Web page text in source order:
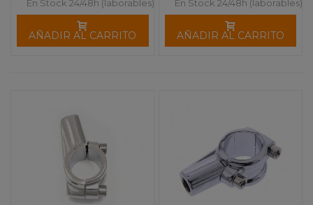
En Stock 24/48h (laborables)
AÑADIR AL CARRITO
En Stock 24/48h (laborables)
AÑADIR AL CARRITO